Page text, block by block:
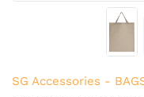
SG Accessories -